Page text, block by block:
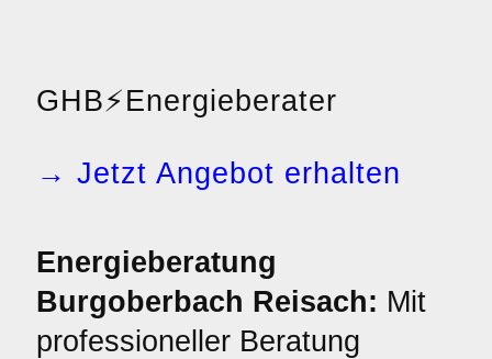
GHB⚡Energieberater
→ Jetzt Angebot erhalten
Energieberatung
Burgoberbach Reisach: Mit
professioneller Beratung